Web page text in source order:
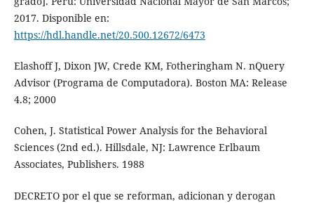
2017. Disponible en:
https://hdl.handle.net/20.500.12672/6473
Elashoff J, Dixon JW, Crede KM, Fotheringham N. nQuery
Advisor (Programa de Computadora). Boston MA: Release
4.8; 2000
Cohen, J. Statistical Power Analysis for the Behavioral
Sciences (2nd ed.). Hillsdale, NJ: Lawrence Erlbaum
Associates, Publishers. 1988
DECRETO por el que se reforman, adicionan y derogan